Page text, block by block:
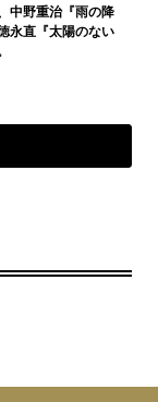
中野重治『雨の降
永直『太陽のない